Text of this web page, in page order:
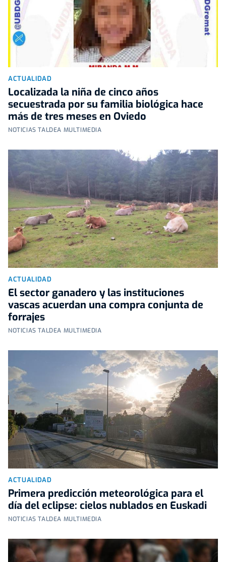
ACTUALIDAD
Localizada la niña de cinco años
secuestrada por su familia biológica hace
más de tres meses en Oviedo
NOTICIAS TALDEA MULTIMEDIA
ACTUALIDAD
El sector ganadero y las instituciones
vascas acuerdan una compra conjunta de
forrajes
NOTICIAS TALDEA MULTIMEDIA
ACTUALIDAD
Primera predicción meteorológica para el
día del eclipse: cielos nublados en Euskadi
NOTICIAS TALDEA MULTIMEDIA